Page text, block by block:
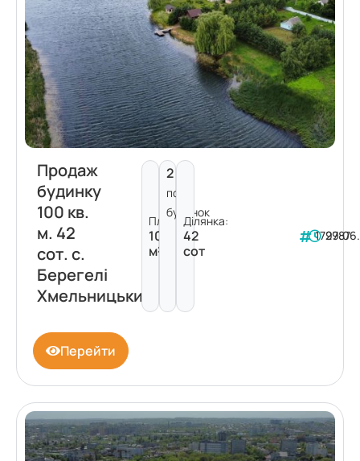
Продаж
будинку
100 кв.
м. 42
сот. с.
Берегелі
Хмельницький
Площа:
100
м²
2
пов.
будинок
Ділянка:
42
сот
179787
Перейти